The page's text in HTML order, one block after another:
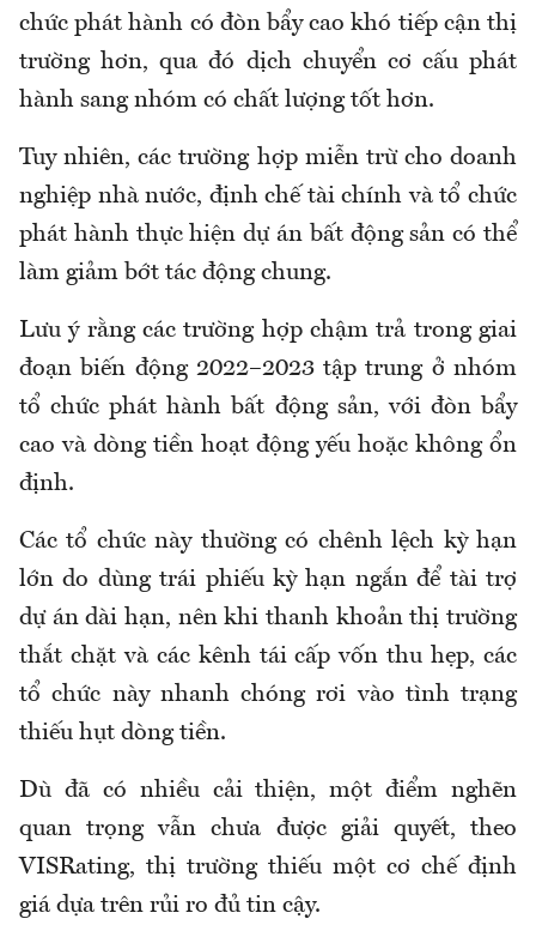
chức phát hành có đòn bẩy cao khó tiếp cận thị
trường hơn, qua đó dịch chuyển cơ cấu phát
hành sang nhóm có chất lượng tốt hơn.
Tuy nhiên, các trường hợp miễn trừ cho doanh
nghiệp nhà nước, định chế tài chính và tổ chức
phát hành thực hiện dự án bất động sản có thể
làm giảm bớt tác động chung.
Lưu ý rằng các trường hợp chậm trả trong giai
đoạn biến động 2022–2023 tập trung ở nhóm
tổ chức phát hành bất động sản, với đòn bẩy
cao và dòng tiền hoạt động yếu hoặc không ổn
định.
Các tổ chức này thường có chênh lệch kỳ hạn
lớn do dùng trái phiếu kỳ hạn ngắn để tài trợ
dự án dài hạn, nên khi thanh khoản thị trường
thắt chặt và các kênh tái cấp vốn thu hẹp, các
tổ chức này nhanh chóng rơi vào tình trạng
thiếu hụt dòng tiền.
Dù đã có nhiều cải thiện, một điểm nghẽn
quan trọng vẫn chưa được giải quyết, theo
VISRating, thị trường thiếu một cơ chế định
giá dựa trên rủi ro đủ tin cậy.